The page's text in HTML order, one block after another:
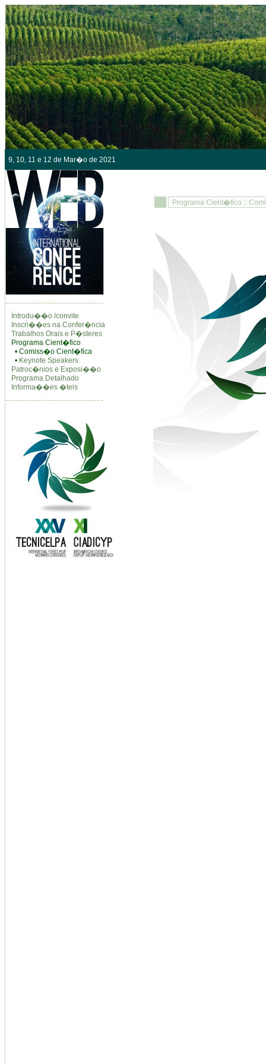
9, 10, 11 e 12 de Mar�o de 2021
Introdu��o /convite
Inscri��es na Confer�ncia
Trabalhos Orais e P�steres
Programa Cient�fico
• Comiss�o Cient�fica
• Keynote Speakers
Patroc�nios e Exposi��o
Programa Detalhado
Informa��es �teis
Programa Cient�fico ::